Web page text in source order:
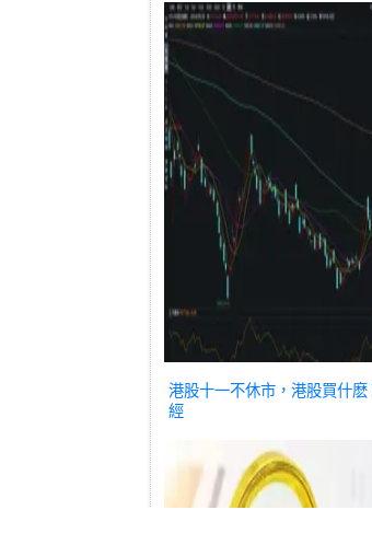
港股十一不休市，港股買什麽
經